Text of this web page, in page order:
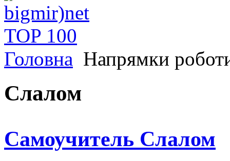
Головна Напрямки
Слалом
Самоучитель Слалом